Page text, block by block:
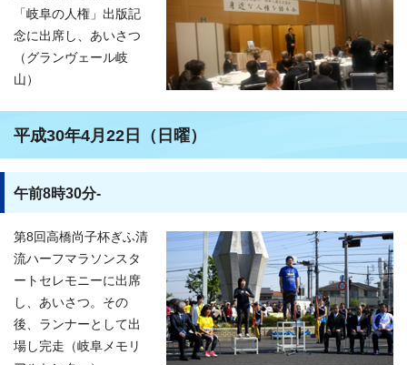
「岐阜の人権」出版記
念に出席し、あいさつ
（グランヴェール岐
山）
平成30年4月22日（日曜）
午前8時30分-
第8回高橋尚子杯ぎふ清
流ハーフマラソンスタ
ートセレモニーに出席
し、あいさつ。その
後、ランナーとして出
場し完走（岐阜メモリ